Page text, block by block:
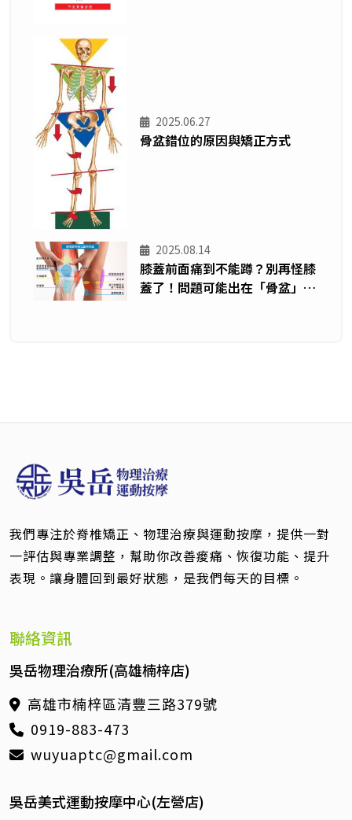
2025.06.27
骨盆錯位的原因與矯正方式
2025.08.14
膝蓋前面痛到不能蹲？別再怪膝
蓋了！問題可能出在「骨盆」—
我們專注於脊椎矯正、物理治療與運動按摩，提供一對
一評估與專業調整，幫助你改善痠痛、恢復功能、提升
表現。讓身體回到最好狀態，是我們每天的目標。
聯絡資訊
吳岳物理治療所(高雄楠梓店)
高雄市楠梓區清豐三路379號
0919-883-473
wuyuaptc@gmail.com
吳岳美式運動按摩中心(左營店)